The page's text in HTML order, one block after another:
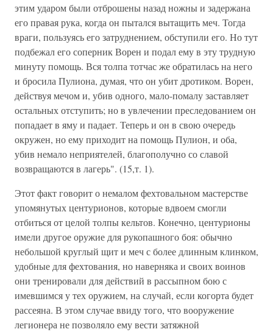
этим ударом были отброшены назад ножны и задержана
его правая рука, когда он пытался вытащить меч. Тогда
враги, пользуясь его затруднением, обступили его. Но тут
подбежал его соперник Ворен и подал ему в эту трудную
минуту помощь. Вся толпа тотчас же обратилась на него
и бросила Пулиона, думая, что он убит дротиком. Ворен,
действуя мечом и, убив одного, мало-помалу заставляет
остальных отступить; но в увлечении преследованием он
попадает в яму и падает. Теперь и он в свою очередь
окружен, но ему приходит на помощь Пулион, и оба,
убив немало неприятелей, благополучно со славой
возвращаются в лагерь". (15,т. 1).
Этот факт говорит о немалом фехтовальном мастерстве
упомянутых центурионов, которые вдвоем смогли
отбиться от целой толпы кельтов. Конечно, центурионы
имели другое оружие для рукопашного боя: обычно
небольшой круглый щит и меч с более длинным клинком,
удобные для фехтования, но наверняка и своих воинов
они тренировали для действий в рассыпном бою с
имевшимся у тех оружием, на случай, если когорта будет
рассеяна. В этом случае ввиду того, что вооружение
легионера не позволяло ему вести затяжной